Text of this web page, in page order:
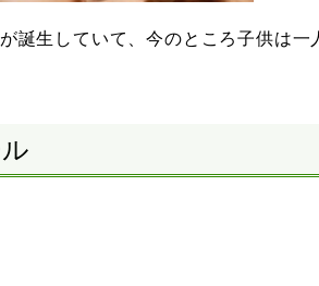
誕生していて、今のところ子供は一